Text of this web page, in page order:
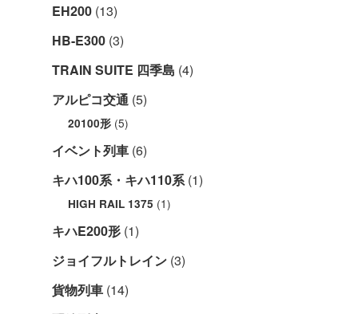
EH200 (13)
HB-E300 (3)
TRAIN SUITE 四季島 (4)
アルピコ交通 (5)
20100形 (5)
イベント列車 (6)
キハ100系・キハ110系(1)
HIGH RAIL 1375 (1)
キハE200形 (1)
ジョイフルトレイン (3)
貨物列車 (14)